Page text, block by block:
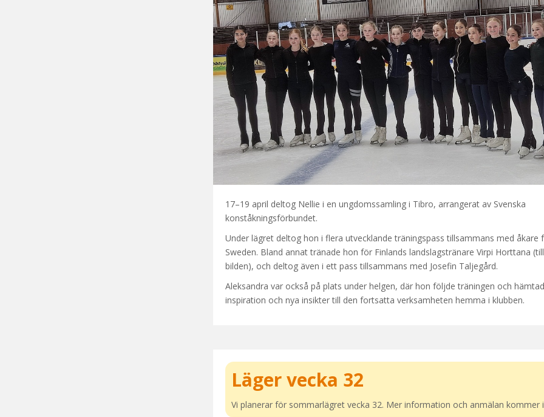
17–19 april deltog Nellie i en ungdomssamling i Tibro, arrangerat av Svenska
konståkningsförbundet.
Under lägret deltog hon i flera utvecklande träningspass tillsammans med åkare
Sweden. Bland annat tränade hon för Finlands landslagstränare Virpi Horttana
bilden), och deltog även i ett pass tillsammans med Josefin Taljegård.
Aleksandra var också på plats under helgen, där hon följde träningen och
inspiration och nya insikter till den fortsatta verksamheten hemma i klubben.
Läger vecka 32
Vi planerar för sommarlägret vecka 32. Mer information och anmälan kommer